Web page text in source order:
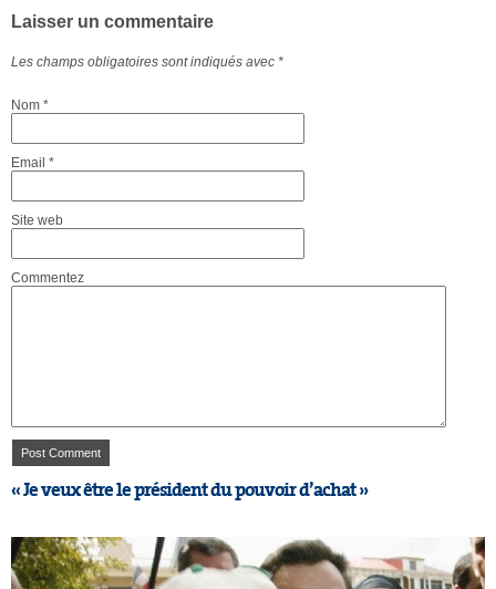
Laisser un commentaire
Les champs obligatoires sont indiqués avec *
Nom *
Email *
Site web
Commentez
« Je veux être le président du pouvoir d’achat »